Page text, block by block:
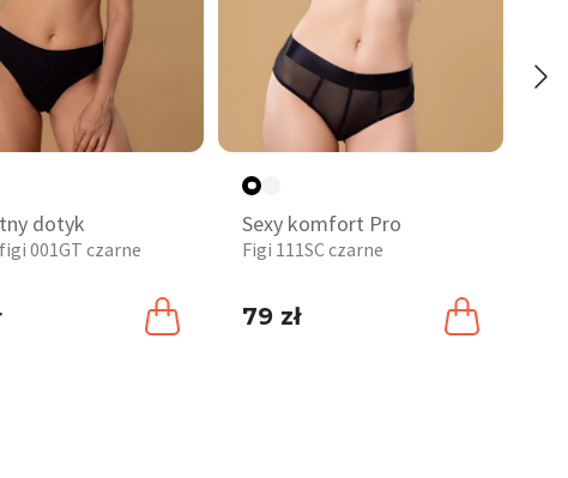
dotyk
001GT czarne
Sexy komfort Pro
Figi 111SC czarne
79 zł